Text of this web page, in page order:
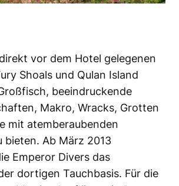
vor dem Hotel gelegenen
Shoals und Qulan Island
beeindruckende
Makro, Wracks, Grotten
mit atemberaubenden
bieten. Ab März 2013
Emperor Divers das
dortigen Tauchbasis. Für die